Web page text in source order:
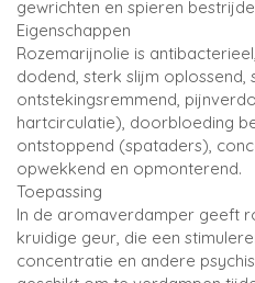
gewrichten en spieren
Eigenschappen
Rozemarijnolie is
dodend, sterk slijm oplossend,
ontstekingsremmend,
hartcirculatie), doorbloeding
ontstoppend (spataders),
opwekkend en opmonterend.
Toepassing
In de aromaverdamper geeft
kruidige geur, die een
concentratie en andere